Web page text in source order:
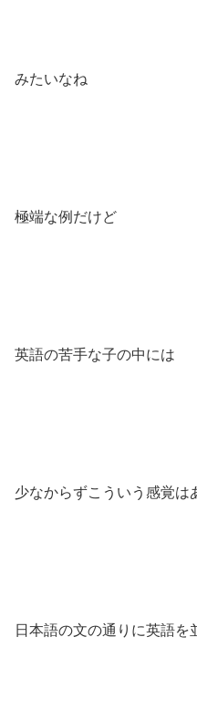
みたいなね
極端な例だけど
英語の苦手な子の中には
少なからずこういう感覚は
日本語の文の通りに英語を